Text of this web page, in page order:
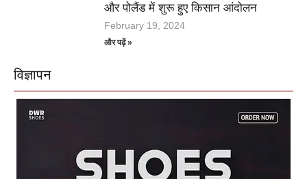
और पोलैंड में शुरू हुए किसान आंदोलन
February 19, 2024
और पढ़ें »
विज्ञापन